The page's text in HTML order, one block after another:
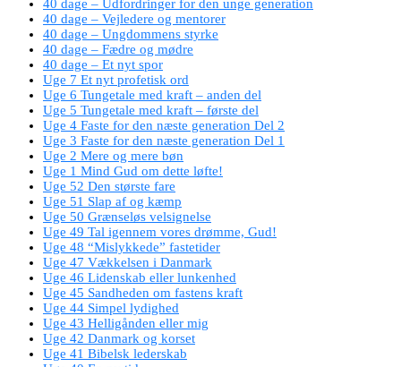
40 dage – Udfordringer for den unge generation
40 dage – Vejledere og mentorer
40 dage – Ungdommens styrke
40 dage – Fædre og mødre
40 dage – Et nyt spor
Uge 7 Et nyt profetisk ord
Uge 6 Tungetale med kraft – anden del
Uge 5 Tungetale med kraft – første del
Uge 4 Faste for den næste generation Del 2
Uge 3 Faste for den næste generation Del 1
Uge 2 Mere og mere bøn
Uge 1 Mind Gud om dette løfte!
Uge 52 Den største fare
Uge 51 Slap af og kæmp
Uge 50 Grænseløs velsignelse
Uge 49 Tal igennem vores drømme, Gud!
Uge 48 “Mislykkede” fastetider
Uge 47 Vækkelsen i Danmark
Uge 46 Lidenskab eller lunkenhed
Uge 45 Sandheden om fastens kraft
Uge 44 Simpel lydighed
Uge 43 Helligånden eller mig
Uge 42 Danmark og korset
Uge 41 Bibelsk lederskab